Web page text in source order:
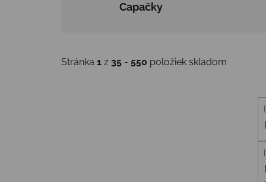
Capačky
Stránka 1 z 35 - 550 položiek skladom